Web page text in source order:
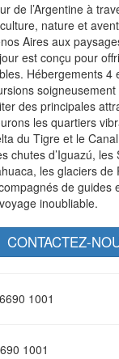
de l’Argentine à
nature et
Aires aux
est conçu pour
Hébergements 4
des principales
les quartiers
du Tigre et le
chutes d’Iguazú,
les glaciers de
de guides
inoubliable.
CONTACTEZ-
1001
1001